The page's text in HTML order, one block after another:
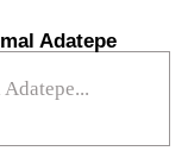
Adatepe